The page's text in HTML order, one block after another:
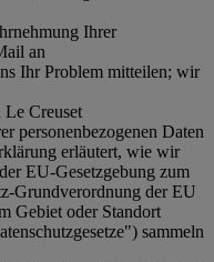
Ihrer
an
Ihr Problem mitteilen; wir
Le Creuset
personenbezogenen Daten
erläutert, wie wir
EU-Gesetzgebung zum
Grundverordnung der EU
Gebiet oder Standort
") sammeln